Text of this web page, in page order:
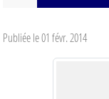
Publiée le01 févr. 2014